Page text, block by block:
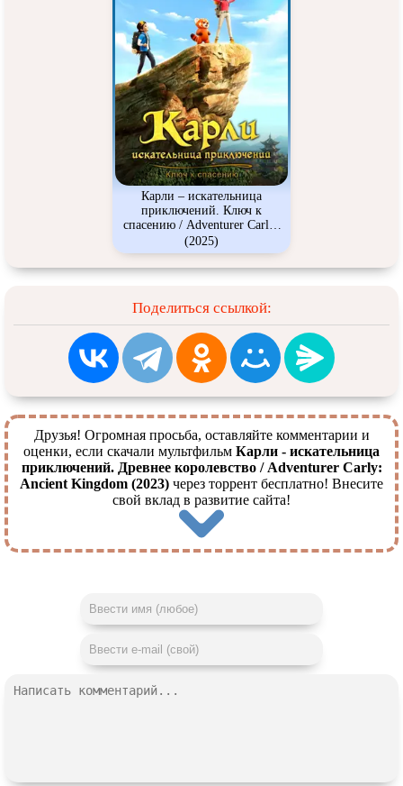
Карли – искательница
приключений. Ключ к
спасению / Adventurer Carly:
Dangerous Antidote (Zhao Lin de
Tanxian Riji 2)
(2025)
Поделиться ссылкой:
Друзья! Огромная просьба, оставляйте комментарии и
оценки, если скачали мультфильм Карли - искательница
приключений. Древнее королевство / Adventurer Carly:
Ancient Kingdom (2023) через торрент бесплатно! Внесите
свой вклад в развитие сайта!